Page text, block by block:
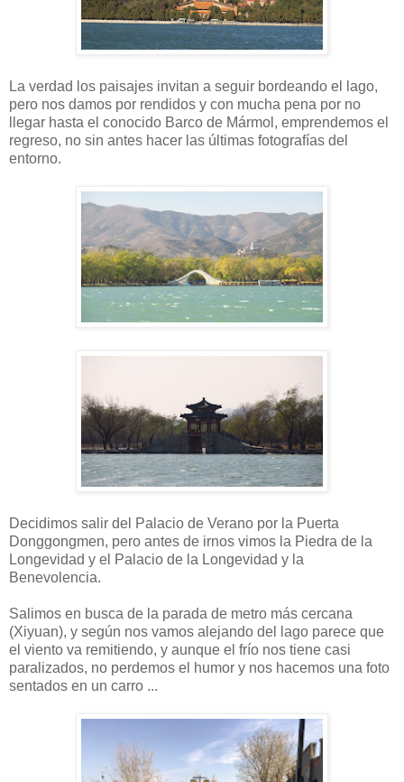
La verdad los paisajes invitan a seguir bordeando el lago,
pero nos damos por rendidos y con mucha pena por no
llegar hasta el conocido Barco de Mármol, emprendemos el
regreso, no sin antes hacer las últimas fotografías del
entorno.
Decidimos salir del Palacio de Verano por la Puerta
Donggongmen, pero antes de irnos vimos la Piedra de la
Longevidad y el Palacio de la Longevidad y la
Benevolencia.
Salimos en busca de la parada de metro más cercana
(Xiyuan), y según nos vamos alejando del lago parece que
el viento va remitiendo, y aunque el frío nos tiene casi
paralizados, no perdemos el humor y nos hacemos una foto
sentados en un carro ...